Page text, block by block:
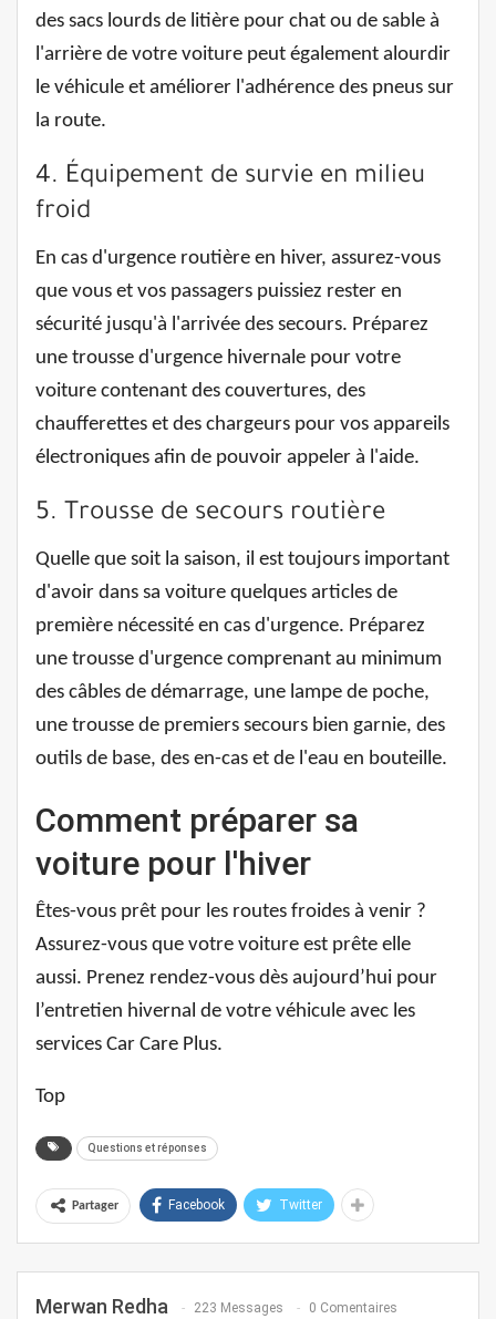
des sacs lourds de litière pour chat ou de sable à
l'arrière de votre voiture peut également alourdir
le véhicule et améliorer l'adhérence des pneus sur
la route.
4. Équipement de survie en milieu
froid
En cas d'urgence routière en hiver, assurez-vous
que vous et vos passagers puissiez rester en
sécurité jusqu'à l'arrivée des secours. Préparez
une trousse d'urgence hivernale pour votre
voiture contenant des couvertures, des
chaufferettes et des chargeurs pour vos appareils
électroniques afin de pouvoir appeler à l'aide.
5. Trousse de secours routière
Quelle que soit la saison, il est toujours important
d'avoir dans sa voiture quelques articles de
première nécessité en cas d'urgence. Préparez
une trousse d'urgence comprenant au minimum
des câbles de démarrage, une lampe de poche,
une trousse de premiers secours bien garnie, des
outils de base, des en-cas et de l'eau en bouteille.
Comment préparer sa
voiture pour l'hiver
Êtes-vous prêt pour les routes froides à venir ?
Assurez-vous que votre voiture est prête elle
aussi. Prenez rendez-vous dès aujourd’hui pour
l’entretien hivernal de votre véhicule avec les
services Car Care Plus.
Top
Questions et réponses
Partager Facebook Twitter
Merwan Redha 223 Messages 0 Comentaires